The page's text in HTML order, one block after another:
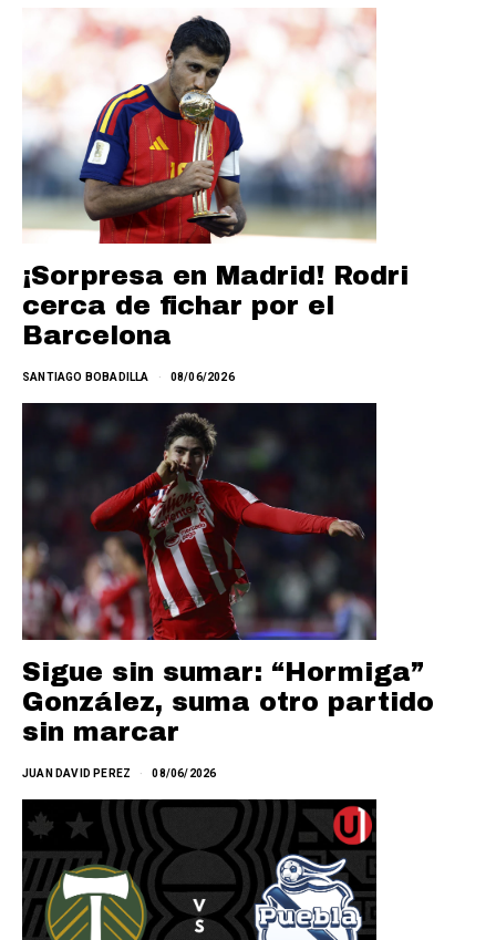
¡Sorpresa en Madrid! Rodri
cerca de fichar por el
Barcelona
SANTIAGO BOBADILLA 08/06/2026
Sigue sin sumar: “Hormiga”
González, suma otro partido
sin marcar
JUAN DAVID PEREZ 08/06/2026